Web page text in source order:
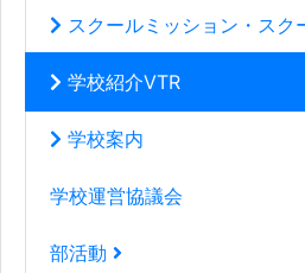
スクールミッション・スク
学校紹介VTR
学校案内
学校運営協議会
部活動